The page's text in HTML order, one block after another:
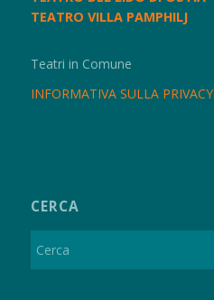
TEATRO VILLA PAMPHILJ
Teatri in Comune
INFORMATIVA SULLA PRIVACY
CERCA